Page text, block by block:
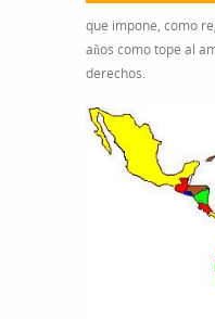
que impone, como
años como tope al
derechos.